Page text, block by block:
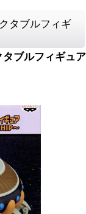
タブルフィギ
ブルフィギュア